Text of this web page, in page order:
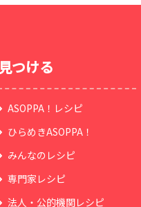
見つける
ASOPPA！レシピ
ひらめきASOPPA！
みんなのレシピ
専門家レシピ
法人・公的機関レシピ